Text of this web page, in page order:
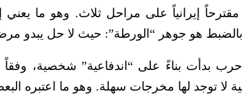
إيرانياً على مراحل ثلاث. وهو ما يعني
بالضبط هو جوهر “الورطة”: حيث لا حل يبدو
حرب بدأت بناءً على “اندفاعية” شخصية، وفقاً
لا توجد لها مخرجات سهلة. وهو ما اعتبره